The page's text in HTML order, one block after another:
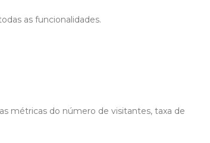
as funcionalidades.
métricas do número de visitantes, taxa de